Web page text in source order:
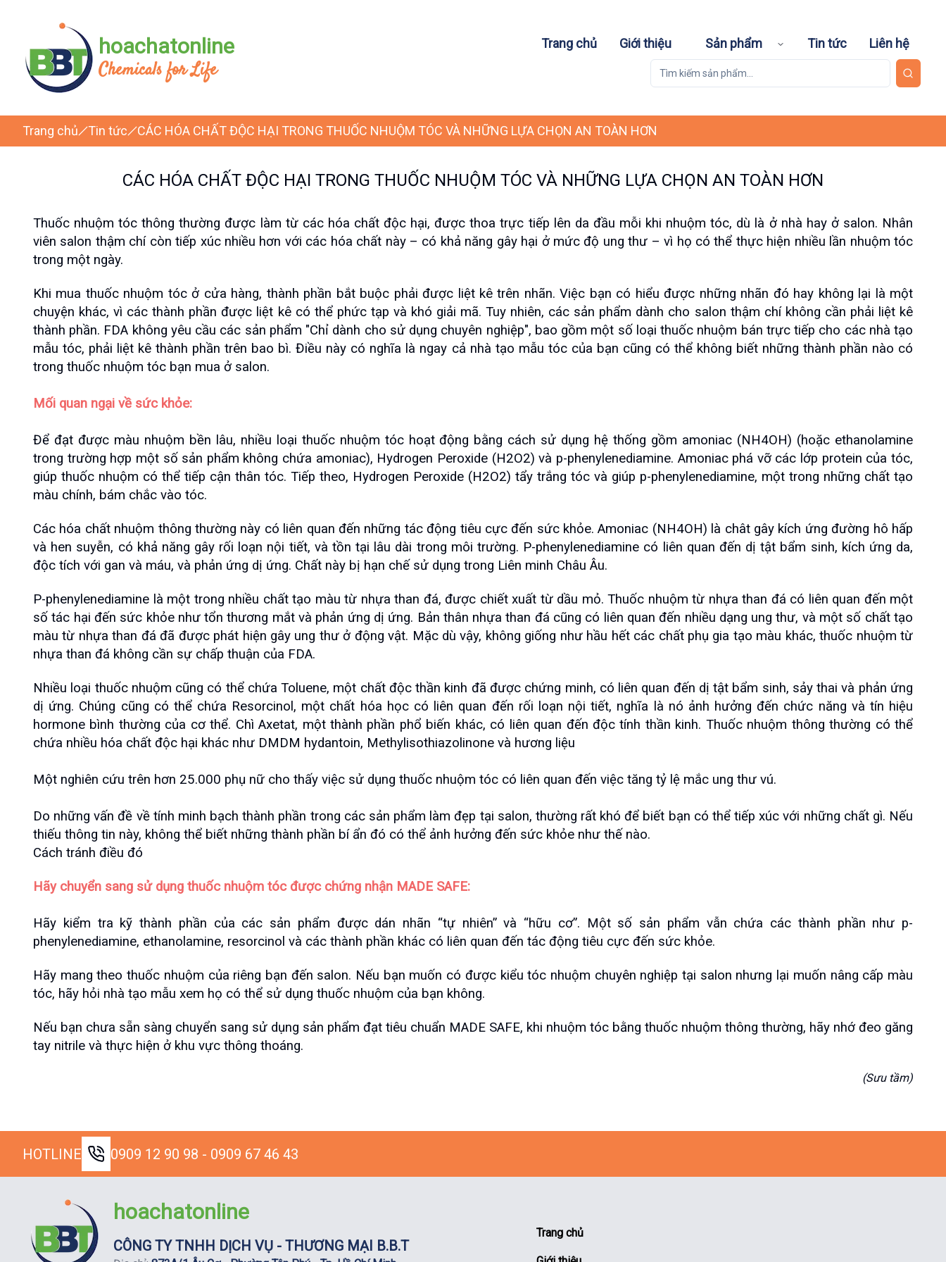
hoachatonline
Chemicals for Life
Trang chủ Giới thiệu Sản phẩm Tin tức Liên hệ
Trang chủ Tin tức CÁC HÓA CHẤT ĐỘC HẠI TRONG THUỐC NHUỘM TÓC VÀ NHỮNG LỰA CHỌN AN TOÀN HƠN
CÁC HÓA CHẤT ĐỘC HẠI TRONG THUỐC NHUỘM TÓC VÀ NHỮNG LỰA CHỌN AN TOÀN HƠN
Thuốc nhuộm tóc thông thường được làm từ các hóa chất độc hại, được thoa trực tiếp lên da đầu mỗi khi nhuộm tóc, dù là ở nhà hay ở salon. Nhân
viên salon thậm chí còn tiếp xúc nhiều hơn với các hóa chất này – có khả năng gây hại ở mức độ ung thư – vì họ có thể thực hiện nhiều lần nhuộm tóc
trong một ngày.
Khi mua thuốc nhuộm tóc ở cửa hàng, thành phần bắt buộc phải được liệt kê trên nhãn. Việc bạn có hiểu được những nhãn đó hay không lại là một
chuyện khác, vì các thành phần được liệt kê có thể phức tạp và khó giải mã. Tuy nhiên, các sản phẩm dành cho salon thậm chí không cần phải liệt kê
thành phần. FDA không yêu cầu các sản phẩm "Chỉ dành cho sử dụng chuyên nghiệp", bao gồm một số loại thuốc nhuộm bán trực tiếp cho các nhà tạo
mẫu tóc, phải liệt kê thành phần trên bao bì. Điều này có nghĩa là ngay cả nhà tạo mẫu tóc của bạn cũng có thể không biết những thành phần nào có
trong thuốc nhuộm tóc bạn mua ở salon.
Mối quan ngại về sức khỏe:
Để đạt được màu nhuộm bền lâu, nhiều loại thuốc nhuộm tóc hoạt động bằng cách sử dụng hệ thống gồm amoniac (NH4OH) (hoặc ethanolamine
trong trường hợp một số sản phẩm không chứa amoniac), Hydrogen Peroxide (H2O2) và p-phenylenediamine. Amoniac phá vỡ các lớp protein của tóc,
giúp thuốc nhuộm có thể tiếp cận thân tóc. Tiếp theo, Hydrogen Peroxide (H2O2) tẩy trắng tóc và giúp p-phenylenediamine, một trong những chất tạo
màu chính, bám chắc vào tóc.
Các hóa chất nhuộm thông thường này có liên quan đến những tác động tiêu cực đến sức khỏe. Amoniac (NH4OH) là chât gây kích ứng đường hô hấp
và hen suyễn, có khả năng gây rối loạn nội tiết, và tồn tại lâu dài trong môi trường. P-phenylenediamine có liên quan đến dị tật bẩm sinh, kích ứng da,
độc tích với gan và máu, và phản ứng dị ứng. Chất này bị hạn chế sử dụng trong Liên minh Châu Âu.
P-phenylenediamine là một trong nhiều chất tạo màu từ nhựa than đá, được chiết xuất từ ​​dầu mỏ. Thuốc nhuộm từ nhựa than đá có liên quan đến một
số tác hại đến sức khỏe như tổn thương mắt và phản ứng dị ứng. Bản thân nhựa than đá cũng có liên quan đến nhiều dạng ung thư, và một số chất tạo
màu từ nhựa than đá đã được phát hiện gây ung thư ở động vật. Mặc dù vậy, không giống như hầu hết các chất phụ gia tạo màu khác, thuốc nhuộm từ
nhựa than đá không cần sự chấp thuận của FDA.
Nhiều loại thuốc nhuộm cũng có thể chứa Toluene, một chất độc thần kinh đã được chứng minh, có liên quan đến dị tật bẩm sinh, sảy thai và phản ứng
dị ứng. Chúng cũng có thể chứa Resorcinol, một chất hóa học có liên quan đến rối loạn nội tiết, nghĩa là nó ảnh hưởng đến chức năng và tín hiệu
hormone bình thường của cơ thể. Chì Axetat, một thành phần phổ biến khác, có liên quan đến độc tính thần kinh. Thuốc nhuộm thông thường có thể
chứa nhiều hóa chất độc hại khác như DMDM ​​hydantoin, Methylisothiazolinone và hương liệu
Một nghiên cứu trên hơn 25.000 phụ nữ cho thấy việc sử dụng thuốc nhuộm tóc có liên quan đến việc tăng tỷ lệ mắc ung thư vú.
Do những vấn đề về tính minh bạch thành phần trong các sản phẩm làm đẹp tại salon, thường rất khó để biết bạn có thể tiếp xúc với những chất gì. Nếu
thiếu thông tin này, không thể biết những thành phần bí ẩn đó có thể ảnh hưởng đến sức khỏe như thế nào.
Cách tránh điều đó
Hãy chuyển sang sử dụng thuốc nhuộm tóc được chứng nhận MADE SAFE:
Hãy kiểm tra kỹ thành phần của các sản phẩm được dán nhãn “tự nhiên” và “hữu cơ”. Một số sản phẩm vẫn chứa các thành phần như p-
phenylenediamine, ethanolamine, resorcinol và các thành phần khác có liên quan đến tác động tiêu cực đến sức khỏe.
Hãy mang theo thuốc nhuộm của riêng bạn đến salon. Nếu bạn muốn có được kiểu tóc nhuộm chuyên nghiệp tại salon nhưng lại muốn nâng cấp màu
tóc, hãy hỏi nhà tạo mẫu xem họ có thể sử dụng thuốc nhuộm của bạn không.
Nếu bạn chưa sẵn sàng chuyển sang sử dụng sản phẩm đạt tiêu chuẩn MADE SAFE, khi nhuộm tóc bằng thuốc nhuộm thông thường, hãy nhớ đeo găng
tay nitrile và thực hiện ở khu vực thông thoáng.
(Sưu tầm)
HOTLINE 0909 12 90 98 - 0909 67 46 43
hoachatonline
CÔNG TY TNHH DỊCH VỤ - THƯƠNG MẠI B.B.T
Trang chủ